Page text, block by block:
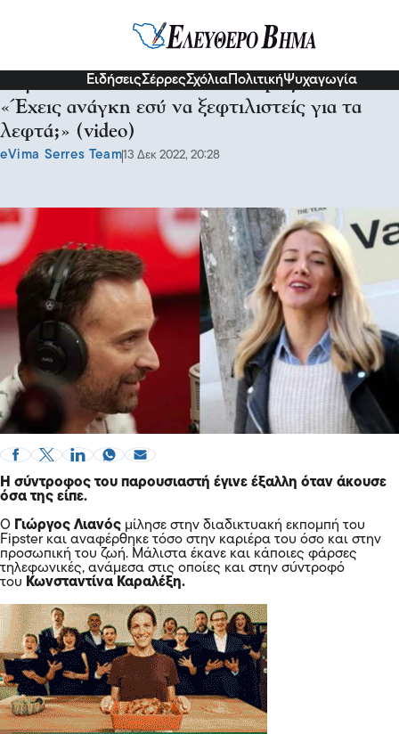
ΕιδήσειςΣέρρεςΣχόλια ΠολιτικήΨυχαγωγία
Η γυναίκα του Λιανού τον «έκραξε» on air:
«Έχεις ανάγκη εσύ να ξεφτιλιστείς για τα
λεφτά;» (video)
eVima Serres Team13 Δεκ 2022, 20:28
Η σύντροφος του παρουσιαστή έγινε έξαλλη όταν άκουσε
όσα της είπε.
O Γιώργος Λιανός μίλησε στην διαδικτυακή εκπομπή του
Fipster και αναφέρθηκε τόσο στην καριέρα του όσο και στην
προσωπική του ζωή. Μάλιστα έκανε και κάποιες φάρσες
τηλεφωνικές, ανάμεσα στις οποίες και στην σύντροφό
του Κωνσταντίνα Καραλέξη.